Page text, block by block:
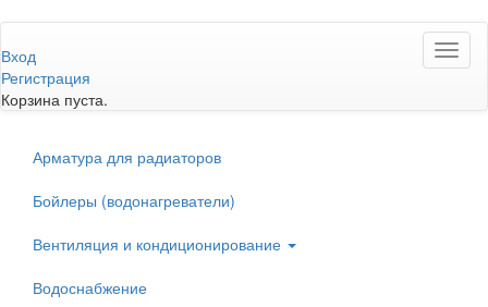
к
основному
содержанию
Вход
Регистрация
Корзина пуста.
Арматура для радиаторов
Бойлеры (водонагреватели)
Вентиляция и кондиционирование
Водоснабжение